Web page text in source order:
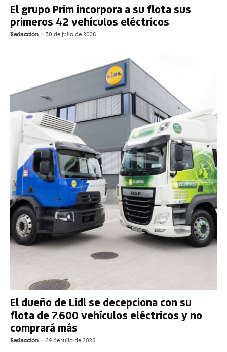
El grupo Prim incorpora a su flota sus
primeros 42 vehículos eléctricos
Redacción - 30 de julio de 2026
El dueño de Lidl se decepciona con su
flota de 7.600 vehículos eléctricos y no
comprará más
Redacción - 29 de julio de 2026